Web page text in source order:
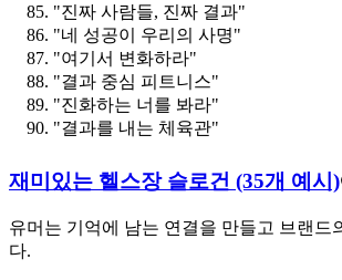
"진짜 사람들, 진짜 결과"
"네 성공이 우리의 사명"
"여기서 변화하라"
"결과 중심 피트니스"
"진화하는 너를 봐라"
"결과를 내는 체육관"
재미있는 헬스장 슬로건 (35개 예시)
유머는 기억에 남는 연결을 만들고 브랜드
다.